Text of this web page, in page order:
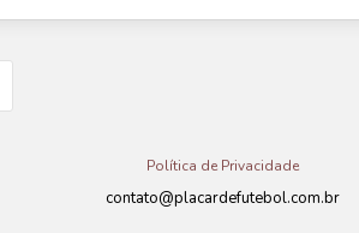
Política de Privacidade
contato@placardefutebol.com.br